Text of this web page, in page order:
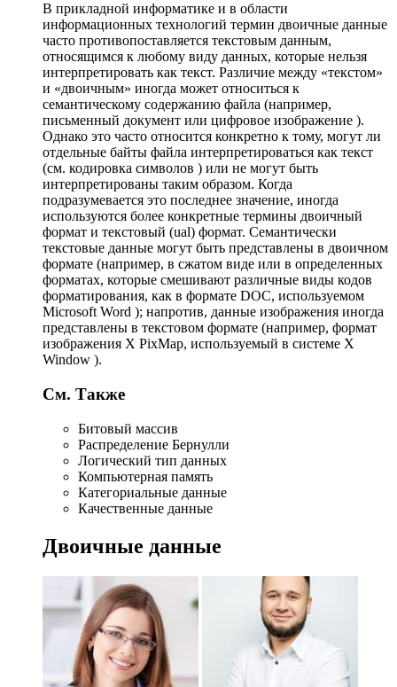
В прикладной информатике и в области
информационных технологий термин двоичные данные
часто противопоставляется текстовым данным,
относящимся к любому виду данных, которые нельзя
интерпретировать как текст. Различие между «текстом»
и «двоичным» иногда может относиться к
семантическому содержанию файла (например,
письменный документ или цифровое изображение ).
Однако это часто относится конкретно к тому, могут ли
отдельные байты файла интерпретироваться как текст
(см. кодировка символов ) или не могут быть
интерпретированы таким образом. Когда
подразумевается это последнее значение, иногда
используются более конкретные термины двоичный
формат и текстовый (ual) формат. Семантически
текстовые данные могут быть представлены в двоичном
формате (например, в сжатом виде или в определенных
форматах, которые смешивают различные виды кодов
форматирования, как в формате DOC, используемом
Microsoft Word ); напротив, данные изображения иногда
представлены в текстовом формате (например, формат
изображения X PixMap, используемый в системе X
Window ).
См. Также
Битовый массив
Распределение Бернулли
Логический тип данных
Компьютерная память
Категориальные данные
Качественные данные
Двоичные данные